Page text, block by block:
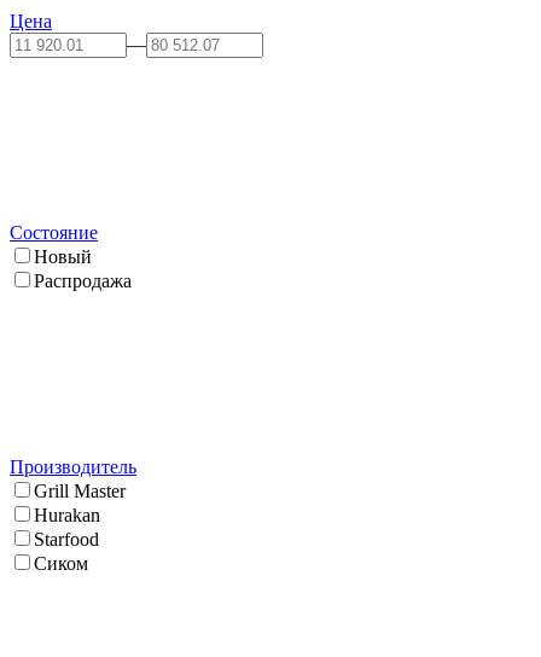
Цена
—
Состояние
Новый
Распродажа
Производитель
Grill Master
Hurakan
Starfood
Сиком